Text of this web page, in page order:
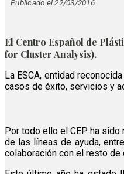
Publicado el 22/03/2016
El Centro Español de
for Cluster Analysis).
La ESCA, entidad
casos de éxito, servicios y
Por todo ello el CEP ha
de las líneas de ayuda,
colaboración con el resto